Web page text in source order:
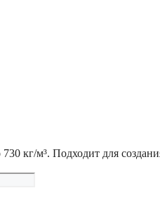
кг/м³. Подходит для